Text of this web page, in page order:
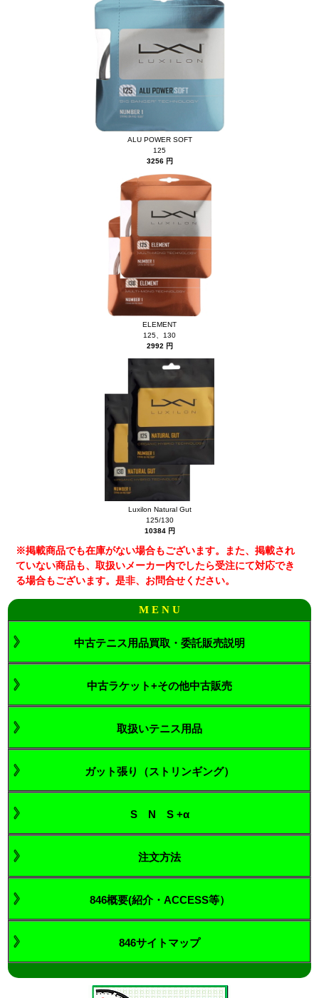
ALU POWER SOFT
125
3256 円
ELEMENT
125、130
2992 円
Luxilon Natural Gut
125/130
10384 円
※掲載商品でも在庫がない場合もございます。また、掲載され
ていない商品も、取扱いメーカー内でしたら受注にて対応でき
る場合もございます。是非、お問合せください。
M E N U
中古テニス用品買取・委託販売説明
中古ラケット+その他中古販売
取扱いテニス用品
ガット張り（ストリンギング）
S N S +α
注文方法
846概要(紹介・ACCESS等）
846サイトマップ